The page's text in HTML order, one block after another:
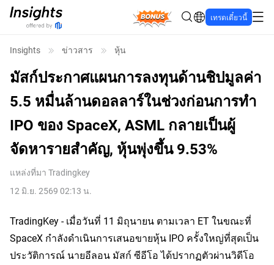
Bonus เทรดเดี๋ยวนี้
Insights ข่าวสาร หุ้น
มัสก์ประกาศแผนการลงทุนด้านชิปมูลค่า
5.5 หมื่นล้านดอลลาร์ในช่วงก่อนการทำ
IPO ของ SpaceX, ASML กลายเป็นผู้
จัดหารายสำคัญ, หุ้นพุ่งขึ้น 9.53%
แหล่งที่มา Tradingkey
12 มิ.ย. 2569 02:13 น.
TradingKey - เมื่อวันที่ 11 มิถุนายน ตามเวลา ET ในขณะที่
SpaceX กำลังดำเนินการเสนอขายหุ้น IPO ครั้งใหญ่ที่สุดเป็น
ประวัติการณ์ นายอีลอน มัสก์ ซีอีโอ ได้ปรากฏตัวผ่านวิดีโอ